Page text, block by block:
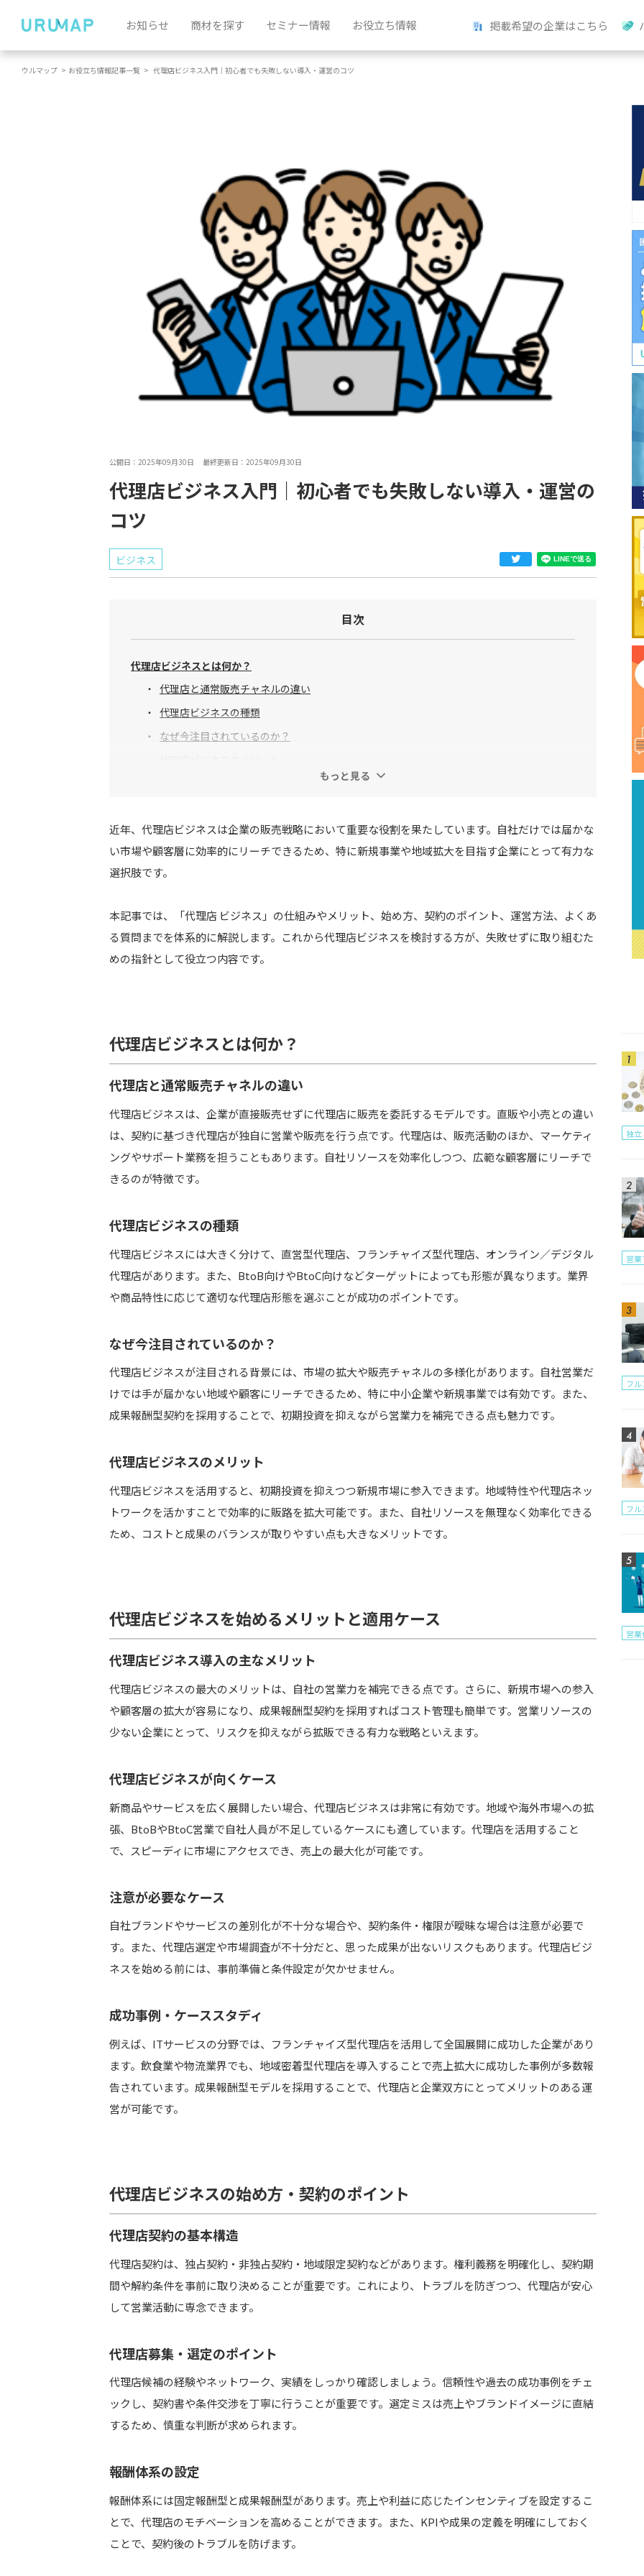
お知らせ 商材を探す セミナー情報 お役立ち情報 掲載希望の企業はこちら
ウルマップ > お役立ち情報記事一覧 > 代理店ビジネス入門｜初心者でも失敗しない導入・運営のコツ
公開日：2025年09月30日 最終更新日：2025年09月30日
代理店ビジネス入門｜初心者でも失敗しない導入・運営の
コツ
ビジネス
目次
代理店ビジネスとは何か？
代理店と通常販売チャネルの違い
代理店ビジネスの種類
なぜ今注目されているのか？
代理店ビジネス導入の主なメリット
代理店ビジネスが向くケース
成功事例・ケーススタディ
代理店ビジネスの始め方・契約のポイント
報酬体系の設定
代理店ビジネスを運営する上での成功のポイント
効果的なコミュニケーション
営業支援とマーケティングの提供
KPIと成果の管理
よくある質問（FAQ）
代理店ビジネスの初期費用はどのくらい？
契約解除やトラブル時の注意点は？
代理店に任せられない業務は？
もっと見る
近年、代理店ビジネスは企業の販売戦略において重要な役割を果たしています。自社だけでは届かな
い市場や顧客層に効率的にリーチできるため、特に新規事業や地域拡大を目指す企業にとって有力な
選択肢です。
本記事では、「代理店 ビジネス」の仕組みやメリット、始め方、契約のポイント、運営方法、よくあ
る質問までを体系的に解説します。これから代理店ビジネスを検討する方が、失敗せずに取り組むた
めの指針として役立つ内容です。
代理店ビジネスとは何か？
代理店と通常販売チャネルの違い
代理店ビジネスは、企業が直接販売せずに代理店に販売を委託するモデルです。直販や小売との違い
は、契約に基づき代理店が独自に営業や販売を行う点です。代理店は、販売活動のほか、マーケティ
ングやサポート業務を担うこともあります。自社リソースを効率化しつつ、広範な顧客層にリーチで
きるのが特徴です。
代理店ビジネスの種類
代理店ビジネスには大きく分けて、直営型代理店、フランチャイズ型代理店、オンライン／デジタル
代理店があります。また、BtoB向けやBtoC向けなどターゲットによっても形態が異なります。業界
や商品特性に応じて適切な代理店形態を選ぶことが成功のポイントです。
なぜ今注目されているのか？
代理店ビジネスが注目される背景には、市場の拡大や販売チャネルの多様化があります。自社営業だ
けでは手が届かない地域や顧客にリーチできるため、特に中小企業や新規事業では有効です。また、
成果報酬型契約を採用することで、初期投資を抑えながら営業力を補完できる点も魅力です。
代理店ビジネスのメリット
代理店ビジネスを活用すると、初期投資を抑えつつ新規市場に参入できます。地域特性や代理店ネッ
トワークを活かすことで効率的に販路を拡大可能です。また、自社リソースを無理なく効率化できる
ため、コストと成果のバランスが取りやすい点も大きなメリットです。
代理店ビジネスを始めるメリットと適用ケース
代理店ビジネス導入の主なメリット
代理店ビジネスの最大のメリットは、自社の営業力を補完できる点です。さらに、新規市場への参入
や顧客層の拡大が容易になり、成果報酬型契約を採用すればコスト管理も簡単です。営業リソースの
少ない企業にとって、リスクを抑えながら拡販できる有力な戦略といえます。
代理店ビジネスが向くケース
新商品やサービスを広く展開したい場合、代理店ビジネスは非常に有効です。地域や海外市場への拡
張、BtoBやBtoC営業で自社人員が不足しているケースにも適しています。代理店を活用すること
で、スピーディに市場にアクセスでき、売上の最大化が可能です。
注意が必要なケース
自社ブランドやサービスの差別化が不十分な場合や、契約条件・権限が曖昧な場合は注意が必要で
す。また、代理店選定や市場調査が不十分だと、思った成果が出ないリスクもあります。代理店ビジ
ネスを始める前には、事前準備と条件設定が欠かせません。
成功事例・ケーススタディ
例えば、ITサービスの分野では、フランチャイズ型代理店を活用して全国展開に成功した企業があり
ます。飲食業や物流業界でも、地域密着型代理店を導入することで売上拡大に成功した事例が多数報
告されています。成果報酬型モデルを採用することで、代理店と企業双方にとってメリットのある運
営が可能です。
代理店ビジネスの始め方・契約のポイント
代理店契約の基本構造
代理店契約は、独占契約・非独占契約・地域限定契約などがあります。権利義務を明確化し、契約期
間や解約条件を事前に取り決めることが重要です。これにより、トラブルを防ぎつつ、代理店が安心
して営業活動に専念できます。
代理店募集・選定のポイント
代理店候補の経験やネットワーク、実績をしっかり確認しましょう。信頼性や過去の成功事例をチェ
ックし、契約書や条件交渉を丁寧に行うことが重要です。選定ミスは売上やブランドイメージに直結
するため、慎重な判断が求められます。
報酬体系の設定
報酬体系には固定報酬型と成果報酬型があります。売上や利益に応じたインセンティブを設定するこ
とで、代理店のモチベーションを高めることができます。また、KPIや成果の定義を明確にしておく
ことで、契約後のトラブルを防げます。
独
営
フ
フ
営